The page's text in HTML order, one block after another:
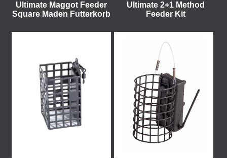
Ultimate Maggot Feeder
Square Maden Futterkorb
Ultimate 2+1 Method
Feeder Kit